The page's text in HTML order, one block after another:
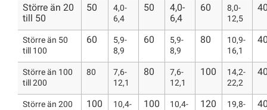
Större än 20
till 50
50
4,0-
6,4
50
4,0-
6,4
60
8,0-
12,5
Större än 50
till 100
60
5,9-
8,9
60
5,9-
8,9
80
10,9-
16,1
Större än 100
till 200
80
7,6-
12,1
80
7,6-
12,1
100
14,2-
22,2
Större än 200
100
10,4-
100
10,4-
120
19,8-